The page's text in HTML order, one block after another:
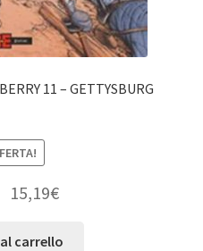
11 – GETTYSBURG
15,19€
carrello